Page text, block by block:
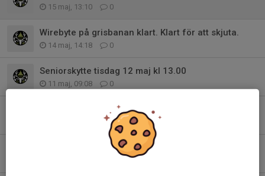
15 maj, 13:10 0
Wirebyte på grisbanan klart. Klart för att skjuta.
14 maj, 14:18 0
Seniorskytte tisdag 12 maj kl 13.00
11 maj, 09:08 0
0
Seniorskytte tisdag 5 maj kl 13.00